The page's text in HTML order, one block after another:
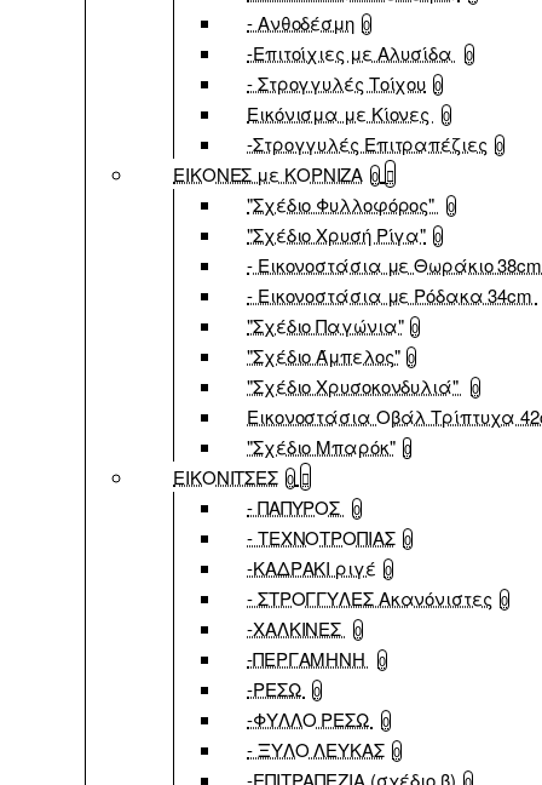
- Ανθοδέσμη 0
-Επιτοίχιες με Αλυσίδα 0
- Στρογγυλές Τοίχου 0
Εικόνισμα με Κίονες 0
-Στρογγυλές Επιτραπέζιες 0
ΕΙΚΟΝΕΣ με ΚΟΡΝΙΖΑ 0
"Σχέδιο Φυλλοφόρος" 0
"Σχέδιο Χρυσή Ρίγα" 0
- Εικονοστάσια με Θωράκιο
- Εικονοστάσια με Ρόδακα 34cm
"Σχέδιο Παγώνια" 0
"Σχέδιο Άμπελος" 0
"Σχέδιο Χρυσοκονδυλιά" 0
Εικονοστάσια Οβάλ Τρίπτυχα
"Σχέδιο Μπαρόκ" 0
ΕΙΚΟΝΙΤΣΕΣ 0
- ΠΑΠΥΡΟΣ 0
- ΤΕΧΝΟΤΡΟΠΙΑΣ 0
-ΚΑΔΡΑΚΙ ριγέ 0
- ΣΤΡΟΓΓΥΛΕΣ Ακανόνιστες 0
-ΧΑΛΚΙΝΕΣ 0
-ΠΕΡΓΑΜΗΝΗ 0
-ΡΕΣΩ 0
-ΦΥΛΛΟ ΡΕΣΩ 0
- ΞΥΛΟ ΛΕΥΚΑΣ 0
-ΕΠΙΤΡΑΠΕΖΙΑ (σχέδιο β)